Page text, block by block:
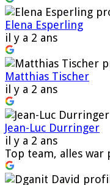
Elena Esperling
il y a 2 ans
Matthias Tischer
il y a 2 ans
Jean-Luc Durringer
il y a 2 ans
Top team, alles war